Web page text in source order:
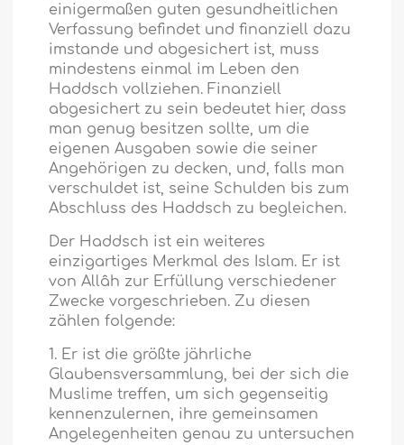
einigermaßen guten gesundheitlichen
Verfassung befindet und finanziell dazu
imstande und abgesichert ist, muss
mindestens einmal im Leben den
Haddsch vollziehen. Finanziell
abgesichert zu sein bedeutet hier, dass
man genug besitzen sollte, um die
eigenen Ausgaben sowie die seiner
Angehörigen zu decken, und, falls man
verschuldet ist, seine Schulden bis zum
Abschluss des Haddsch zu begleichen.
Der Haddsch ist ein weiteres
einzigartiges Merkmal des Islam. Er ist
von Allâh zur Erfüllung verschiedener
Zwecke vorgeschrieben. Zu diesen
zählen folgende:
1. Er ist die größte jährliche
Glaubensversammlung, bei der sich die
Muslime treffen, um sich gegenseitig
kennenzulernen, ihre gemeinsamen
Angelegenheiten genau zu untersuchen